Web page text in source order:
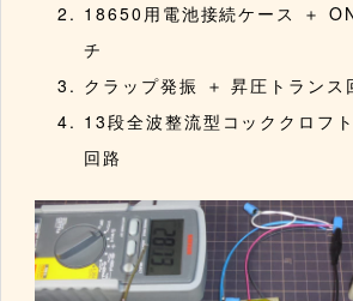
18650用電池接続ケース ＋
チ
クラップ発振 ＋ 昇圧トランス
13段全波整流型コッククロフ
回路